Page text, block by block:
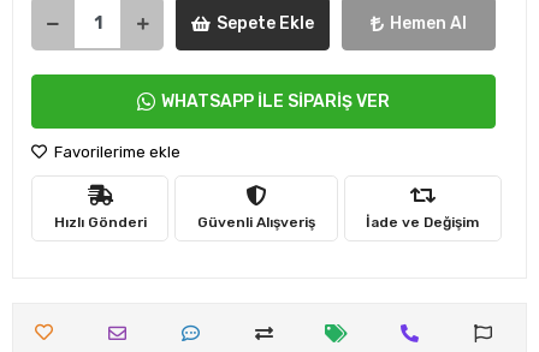
Sepete Ekle Hemen Al
WHATSAPP İLE SİPARİŞ VER
Favorilerime ekle
Hızlı Gönderi Güvenli Alışveriş İade ve Değişim